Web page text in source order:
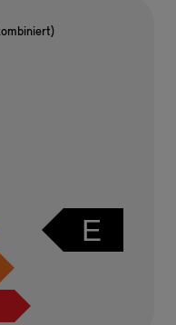
E